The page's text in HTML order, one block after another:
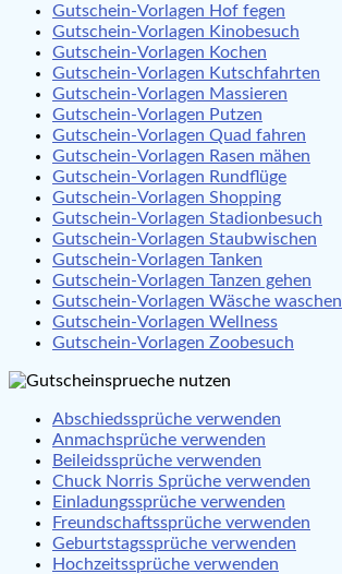
Gutschein-Vorlagen Hof fegen
Gutschein-Vorlagen Kinobesuch
Gutschein-Vorlagen Kochen
Gutschein-Vorlagen Kutschfahrten
Gutschein-Vorlagen Massieren
Gutschein-Vorlagen Putzen
Gutschein-Vorlagen Quad fahren
Gutschein-Vorlagen Rasen mähen
Gutschein-Vorlagen Rundflüge
Gutschein-Vorlagen Shopping
Gutschein-Vorlagen Stadionbesuch
Gutschein-Vorlagen Staubwischen
Gutschein-Vorlagen Tanken
Gutschein-Vorlagen Tanzen gehen
Gutschein-Vorlagen Wäsche waschen
Gutschein-Vorlagen Wellness
Gutschein-Vorlagen Zoobesuch
Abschiedssprüche verwenden
Anmachsprüche verwenden
Beileidssprüche verwenden
Chuck Norris Sprüche verwenden
Einladungssprüche verwenden
Freundschaftssprüche verwenden
Geburtstagssprüche verwenden
Hochzeitssprüche verwenden